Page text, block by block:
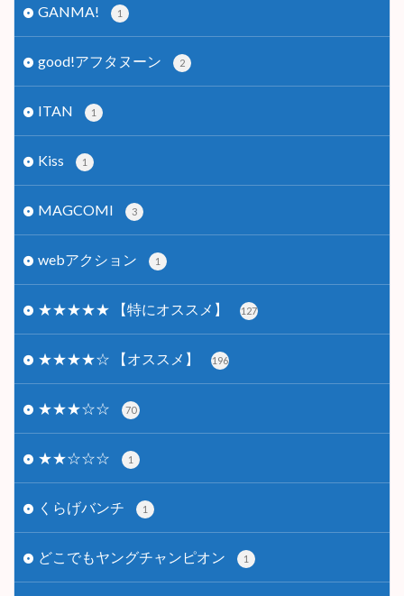
GANMA! 1
good!アフタヌーン 2
ITAN 1
Kiss 1
MAGCOMI 3
webアクション 1
★★★★★ 【特にオススメ】 127
★★★★☆ 【オススメ】 196
★★★☆☆ 70
★★☆☆☆ 1
くらげバンチ 1
どこでもヤングチャンピオン 1